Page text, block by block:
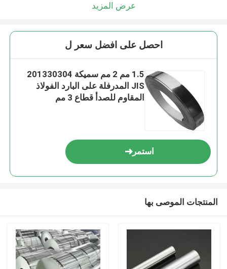
عرض المزيد
احصل على افضل سعر ل
1.5 مم 2 مم سميكة 201330304
JIS المدرفلة على البارد الفولاذ
المقاوم للصدأ قطاع 3 مم
استمر
المنتجات الموصى بها